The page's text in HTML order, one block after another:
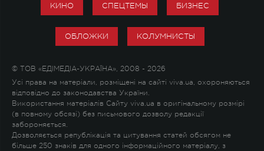
КИНО СПЕЦТЕМЫ БИЗНЕС
ОБЛОЖКИ КОЛУМНИСТЫ
© ТОВ «ЕДІМЕДІА-УКРАЇНА», 2008 - 2026
Усі права на матеріали, розміщені на сайті viva.ua, охороняються
відповідно до законодавства України.
Використання матеріалів Сайту viva.ua в оригінальному розмірі
(в повному обсязі) без письмового дозволу редакції
забороняється.
Дозволяється републікація та цитування статей обсягом не
більше 250 знаків для одного інформаційного матеріалу, з